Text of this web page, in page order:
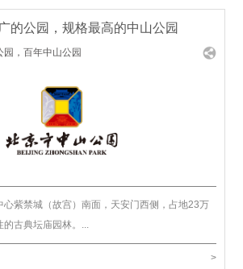
的公园，规格最高的中山公园
园，百年中山公园
心紫禁城（故宫）南面，天安门西侧，占地23万
古典坛庙园林。...
>